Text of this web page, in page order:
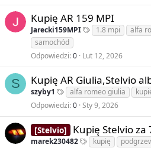
Kupię AR 159 MPI
Jarecki159MPI 1.8 mpi alfa
samochód
Odpowiedzi 0 Lut 12, 2026
S Kupię AR Giulia,Stelvio
szyby1 alfa romeo giulia
Odpowiedzi 0 Sty 9, 2026
[Stelvio] Kupię Stelvio za
marek230482 kupię